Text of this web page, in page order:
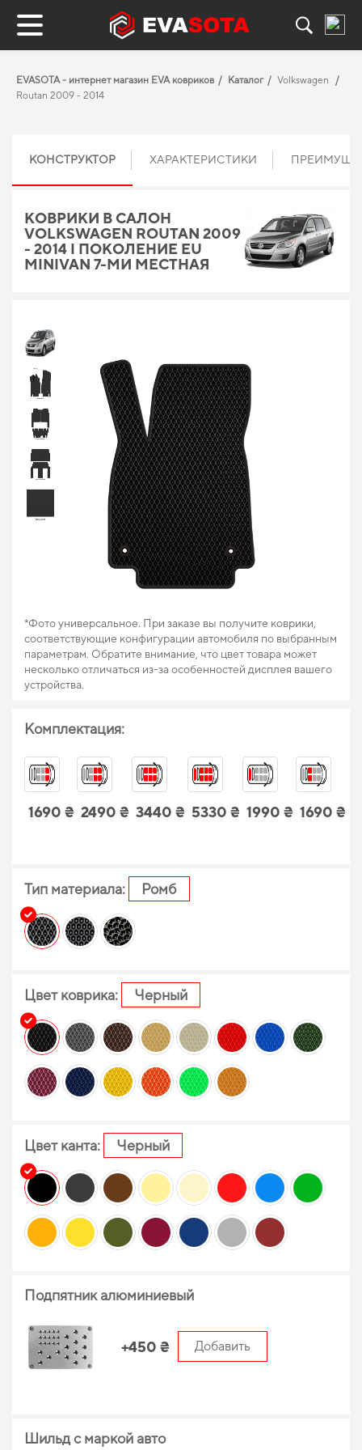
EVASOTA - интернет магазин EVA ковриков Каталог
Volkswagen
Routan 2009 - 2014
КОНСТРУКТОР ХАРАКТЕРИСТИКИ
КОВРИКИ В САЛОН
VOLKSWAGEN ROUTAN 2009
- 2014 I ПОКОЛЕНИЕ EU
MINIVAN 7-МИ МЕСТНАЯ
*Фото универсальное. При заказе вы получите коврики,
соответствующие конфигурации автомобиля по выбранным
параметрам. Обратите внимание, что цвет товара может
несколько отличаться из-за особенностей дисплея вашего
устройства.
Комплектация:
1690 ₴ 2490 ₴ 3440 ₴ 5330 ₴ 1990 ₴ 1690 ₴
Тип материала: Ромб
Цвет коврика: Черный
Цвет канта: Черный
Подпятник алюминиевый
+450 ₴ Добавить
Шильд с маркой авто